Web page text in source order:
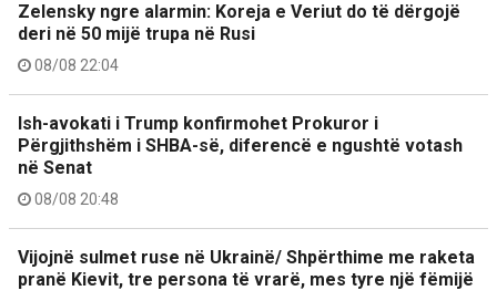
Zelensky ngre alarmin: Koreja e Veriut do të dërgojë
deri në 50 mijë trupa në Rusi
08/08 22:04
Ish-avokati i Trump konfirmohet Prokuror i
Përgjithshëm i SHBA-së, diferencë e ngushtë votash
në Senat
08/08 20:48
Vijojnë sulmet ruse në Ukrainë/ Shpërthime me raketa
pranë Kievit, tre persona të vrarë, mes tyre një fëmijë